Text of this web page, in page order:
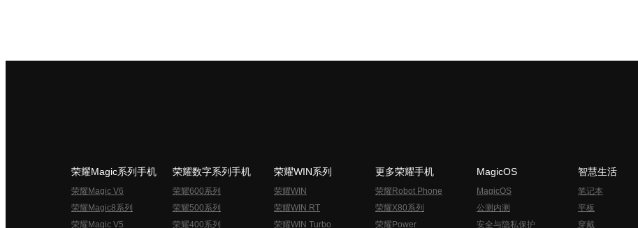
荣耀Magic系列手机
荣耀Magic V6
荣耀Magic8系列
荣耀Magic V5
荣耀数字系列手机
荣耀600系列
荣耀500系列
荣耀400系列
荣耀WIN系列
荣耀WIN
荣耀WIN RT
荣耀WIN Turbo
更多荣耀手机
荣耀Robot Phone
荣耀X80系列
荣耀Power
MagicOS
MagicOS
公测内测
安全与隐私保护
智慧生活
笔记本
平板
穿戴